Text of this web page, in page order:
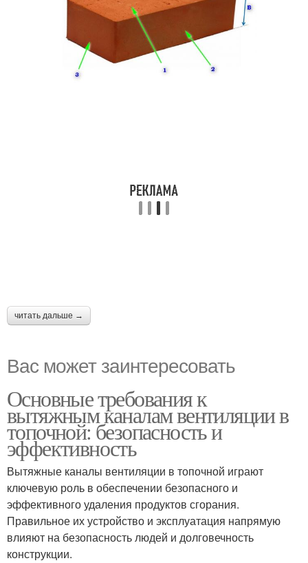
читать дальше →
Вас может заинтересовать
Основные требования к
вытяжным каналам вентиляции в
топочной: безопасность и
эффективность
Вытяжные каналы вентиляции в топочной играют
ключевую роль в обеспечении безопасного и
эффективного удаления продуктов сгорания.
Правильное их устройство и эксплуатация напрямую
влияют на безопасность людей и долговечность
конструкции.